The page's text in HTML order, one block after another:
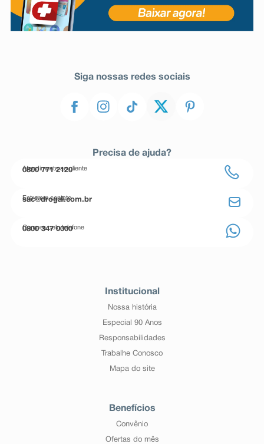
Siga nossas redes sociais
Precisa de ajuda?
Atendimento ao cliente
0800 771 2120
Entre em contato
sac@drogal.com.br
Compre pelo telefone
0800 347 0000
Institucional
Nossa história
Especial 90 Anos
Responsabilidades
Trabalhe Conosco
Mapa do site
Benefícios
Convênio
Ofertas do mês